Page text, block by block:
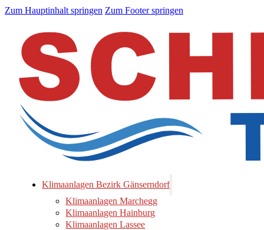
Zum Hauptinhalt springen Zum Footer springen
Klimaanlagen Bezirk Gänserndorf
Klimaanlagen Marchegg
Klimaanlagen Hainburg
Klimaanlagen Lassee